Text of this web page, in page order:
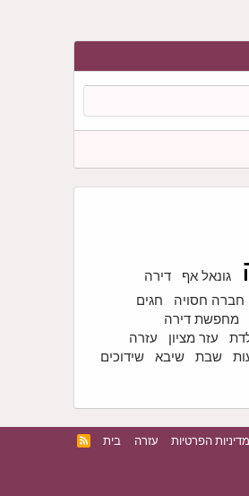
גונאל אף
דירה
חברה חסויה
חגים
מחפשת דירה
עזר מציון
עזרה
שבת שיבא שידוכים
מדיניות הפרטיות עזרה בית
R